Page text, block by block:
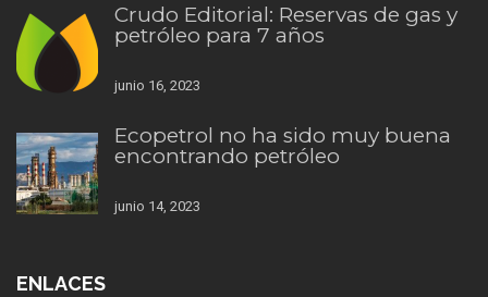
Crudo Editorial: Reservas de gas y
petróleo para 7 años
junio 16, 2023
Ecopetrol no ha sido muy buena
encontrando petróleo
junio 14, 2023
ENLACES